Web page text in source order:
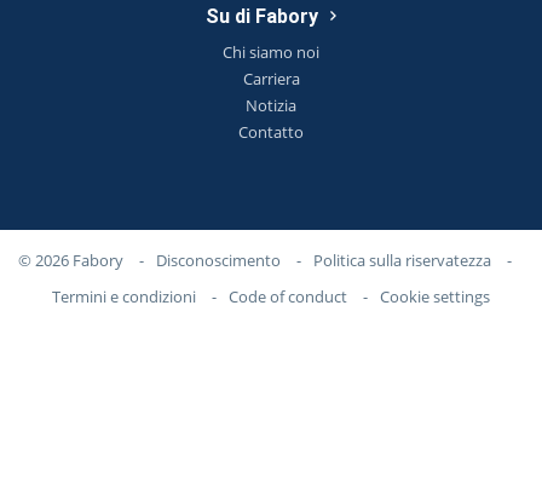
Su di Fabory
Chi siamo noi
Carriera
Notizia
Contatto
© 2026 Fabory - Disconoscimento - Politica sulla riservatezza
-
Termini e condizioni
- Code of conduct - Cookie settings